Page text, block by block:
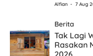
Alfian 7 Aug
Berita
Tak Lagi
Rasakan
2026